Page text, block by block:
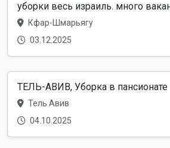
уборки весь израиль. много
Кфар-Шмарьягу
03.12.2025
ТЕЛЬ-АВИВ, Уборка в пансионате
Тель Авив
04.10.2025